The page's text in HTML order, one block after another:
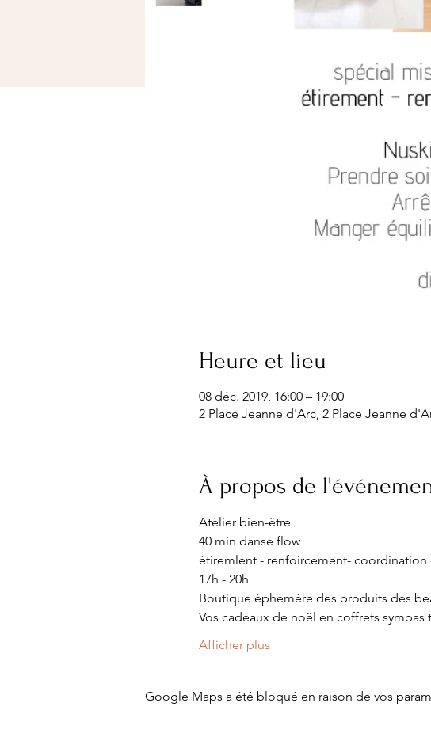
Heure et lieu
08 déc. 2019, 16:00 – 19:00
2 Place Jeanne d'Arc, 2 Place Jeanne
À propos de
Atélier bien-être
40 min danse flow
étiremlent - renfoircement- coordination
17h - 20h
Boutique éphémère des produits des
Vos cadeaux de noël en coffrets sympas
Afficher plus
Google Maps a été bloqué en raison de vos